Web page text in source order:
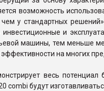
возможность
у стандартных
и
машины, тем меньше
на многих
весь
combi будут